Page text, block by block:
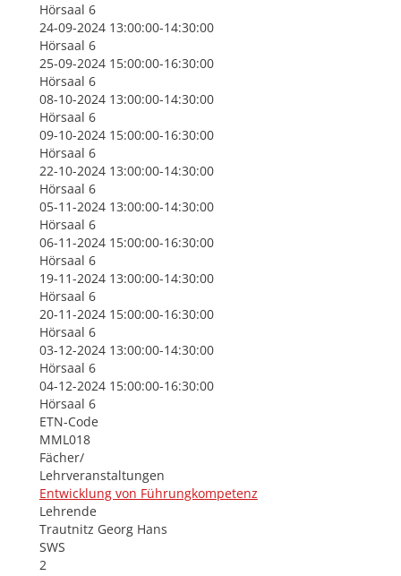
Hörsaal 6
24-09-2024 13:00:00-14:30:00
Hörsaal 6
25-09-2024 15:00:00-16:30:00
Hörsaal 6
08-10-2024 13:00:00-14:30:00
Hörsaal 6
09-10-2024 15:00:00-16:30:00
Hörsaal 6
22-10-2024 13:00:00-14:30:00
Hörsaal 6
05-11-2024 13:00:00-14:30:00
Hörsaal 6
06-11-2024 15:00:00-16:30:00
Hörsaal 6
19-11-2024 13:00:00-14:30:00
Hörsaal 6
20-11-2024 15:00:00-16:30:00
Hörsaal 6
03-12-2024 13:00:00-14:30:00
Hörsaal 6
04-12-2024 15:00:00-16:30:00
Hörsaal 6
ETN-Code
MML018
Fächer/
Lehrveranstaltungen
Entwicklung von Führungkompetenz
Lehrende
Trautnitz Georg Hans
SWS
2